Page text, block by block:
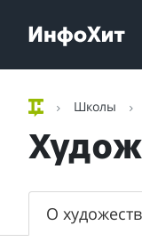
Школы
О